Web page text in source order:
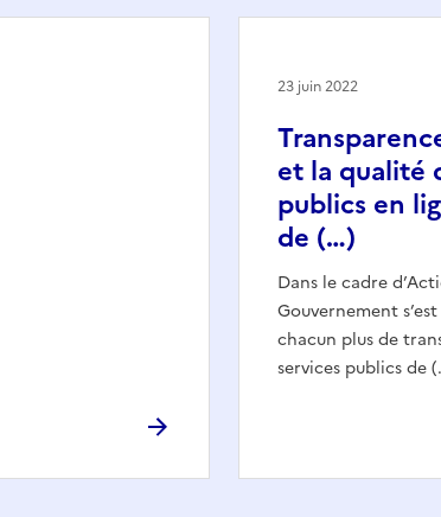
et la qualité
publics en
de (…)
Dans le cadre
Gouvernement
chacun plus de
services publics de
23 juin 2022